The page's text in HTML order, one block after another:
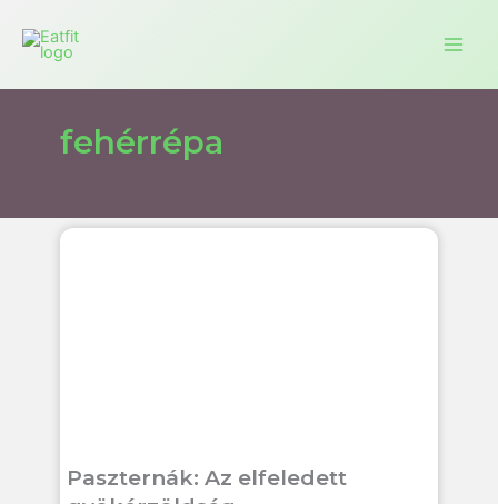
tartalomra
fehérrépa
Paszternák: Az elfeledett